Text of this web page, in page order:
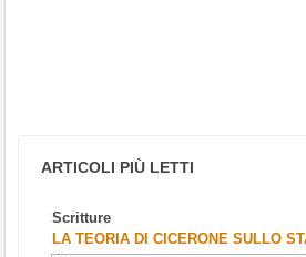
ARTICOLI PIÙ LETTI
Scritture
LA TEORIA DI CICERONE SULLO